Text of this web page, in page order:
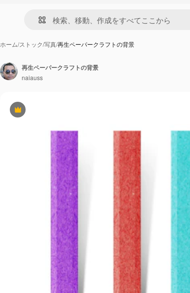
ホーム/ストック/写真/再生ペーパークラフトの背景
Premium
再生ペーパークラフトの背景
naiauss